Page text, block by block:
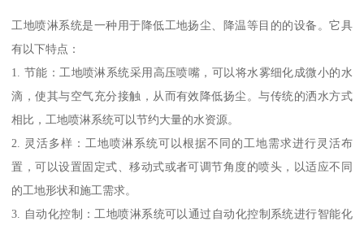
工地喷淋系统是一种用于降低工地扬尘、降温等目的的设备。它具
有以下特点：
1. 节能：工地喷淋系统采用高压喷嘴，可以将水雾细化成微小的水
滴，使其与空气充分接触，从而有效降低扬尘。与传统的洒水方式
相比，工地喷淋系统可以节约大量的水资源。
2. 灵活多样：工地喷淋系统可以根据不同的工地需求进行灵活布
置，可以设置固定式、移动式或者可调节角度的喷头，以适应不同
的工地形状和施工需求。
3. 自动化控制：工地喷淋系统可以通过自动化控制系统进行智能化